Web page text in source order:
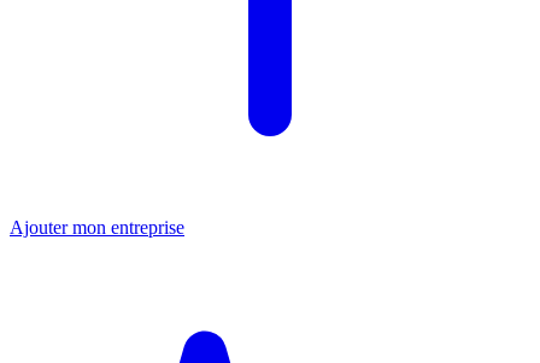
Ajouter mon entreprise